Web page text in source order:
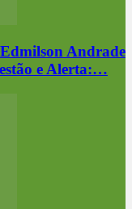
Andrade
e Alerta:…